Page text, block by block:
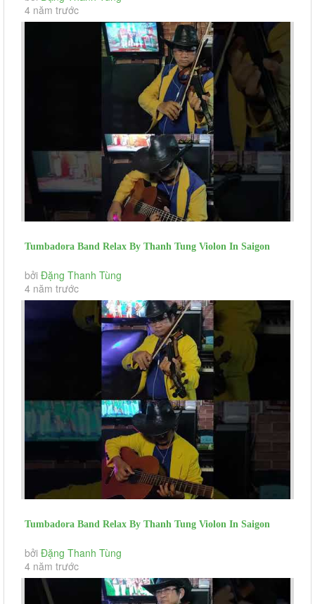
4 năm trước
Tumbadora Band Relax By Thanh Tung Violon In Saigon
Social Distance Woman...
bởi Đặng Thanh Tùng
4 năm trước
Tumbadora Band Relax By Thanh Tung Violon In Saigon
Social Distance A Whole...
bởi Đặng Thanh Tùng
4 năm trước